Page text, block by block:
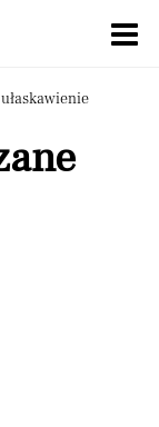
ułaskawienie